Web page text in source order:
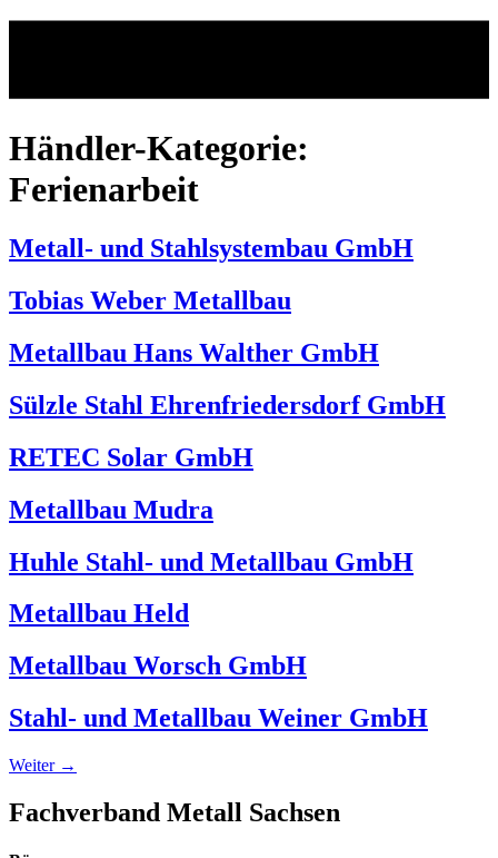
Händler-Kategorie:
Ferienarbeit
Metall- und Stahlsystembau GmbH
Tobias Weber Metallbau
Metallbau Hans Walther GmbH
Sülzle Stahl Ehrenfriedersdorf GmbH
RETEC Solar GmbH
Metallbau Mudra
Huhle Stahl- und Metallbau GmbH
Metallbau Held
Metallbau Worsch GmbH
Stahl- und Metallbau Weiner GmbH
Weiter →
Fachverband Metall Sachsen